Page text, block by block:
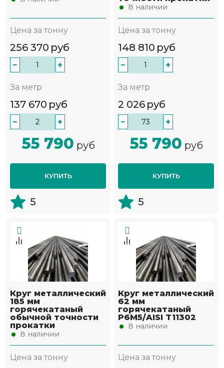
Цена за тонну
256 370 руб
− +
За метр
137 670 руб
− +
55 790 руб
КУПИТЬ
5
В наличии
Цена за тонну
148 810 руб
− +
За метр
2 026 руб
− +
55 790 руб
КУПИТЬ
5
Круг металлический
185 мм
горячекатаный
обычной точности
прокатки
В наличии
Цена за тонну
Круг металлический
62 мм
горячекатаный
Р6М5/AISI T11302
В наличии
Цена за тонну